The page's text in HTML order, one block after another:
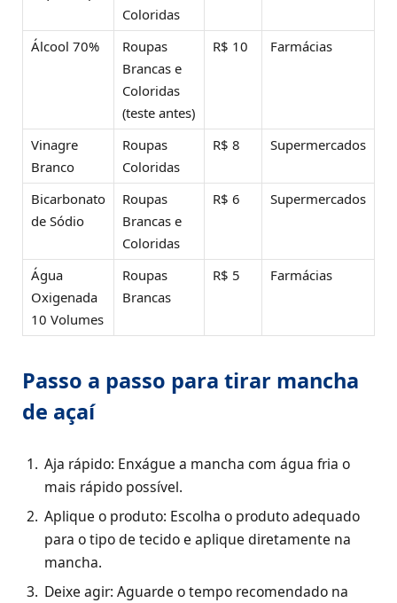
Coloridas
Álcool 70%
Roupas
Brancas e
Coloridas
(teste antes)
R$ 10 Farmácias
Vinagre
Branco
Roupas
Coloridas
R$ 8 Supermercados
Bicarbonato
de Sódio
Roupas
Brancas e
Coloridas
R$ 6 Supermercados
Água
Oxigenada
10 Volumes
Roupas
Brancas
R$ 5 Farmácias
Passo a passo para tirar mancha
de açaí
Aja rápido: Enxágue a mancha com água fria o
mais rápido possível.
Aplique o produto: Escolha o produto adequado
para o tipo de tecido e aplique diretamente na
mancha.
Deixe agir: Aguarde o tempo recomendado na